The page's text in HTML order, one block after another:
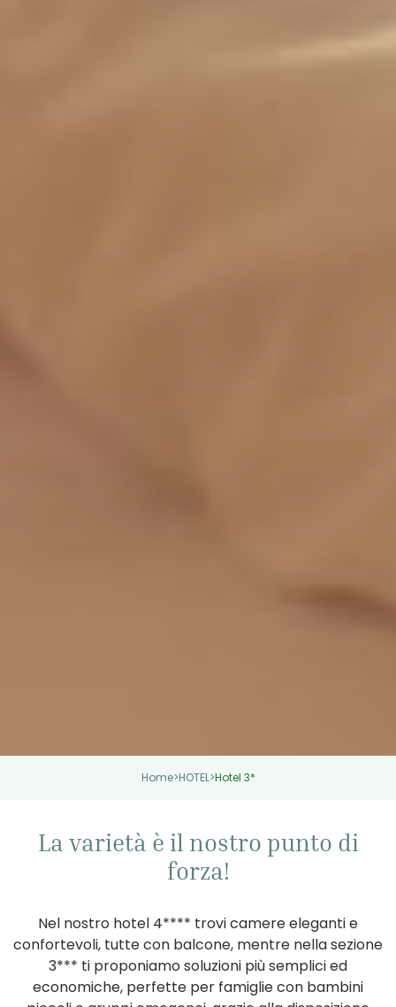
Home>HOTEL>Hotel 3*
La varietà è il nostro punto di
forza!
Nel nostro hotel 4**** trovi camere eleganti e
confortevoli, tutte con balcone, mentre nella sezione
3*** ti proponiamo soluzioni più semplici ed
economiche, perfette per famiglie con bambini